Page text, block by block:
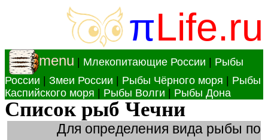
πLife.ru
menu Млекопитающие России
Рыбы
России
Змеи России Рыбы Чёрного моря
Рыбы
Каспийского моря
Рыбы Волги Рыбы Дона
Список рыб Чечни
Для определения вида рыбы по